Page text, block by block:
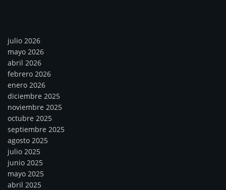
julio 2026
mayo 2026
abril 2026
febrero 2026
enero 2026
diciembre 2025
noviembre 2025
octubre 2025
septiembre 2025
agosto 2025
julio 2025
junio 2025
mayo 2025
abril 2025